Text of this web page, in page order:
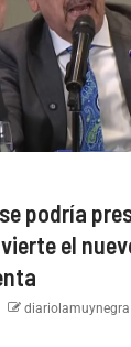
podría
el
diariolamuynegra